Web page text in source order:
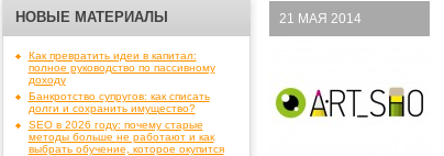
НОВЫЕ МАТЕРИАЛЫ
Как превратить идеи в капитал:
полное руководство по пассивному
доходу
Банкротство супругов: как списать
долги и сохранить имущество?
SEO в 2026 году: почему старые
методы больше не работают и как
выбрать обучение, которое окупится
21 МАЯ 2014